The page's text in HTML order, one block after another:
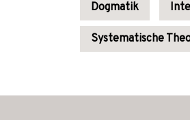
Dogmatik
Systematische